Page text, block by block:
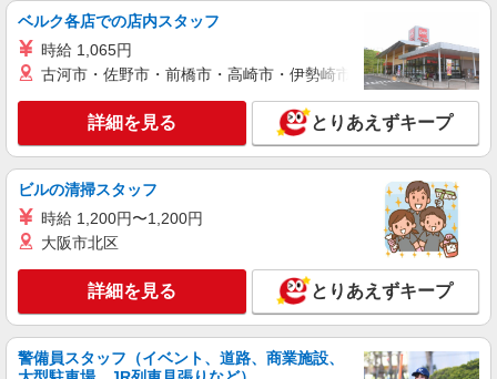
月給 279,340円 〜 279,340円 試用期間なし ※
経験・能力による 【試用期間】時給 0 円 〜 0 円
■ソフトバンク販売契約社員【港区エリア】 東
京都港区
キープ 詳細を見る
ワイモバイル田町店
ワイモバイルショップの携帯販売スタッフ
月給 233,500円 〜 260,200円 固定残業代:
23,500円 〜 26,200円（15時間相当） ＊＿ 試用期
間あり 6ヶ月 月給25万円以上 ※経験・能力による
【試用期間】月給 233500 円 〜 260200 円
■ワイモバイル田町店 東京都港区芝5丁目33‐
1 森永プラザビル中2F
ベルク各店での店内スタッフ
時給 1,065円
古河市・佐野市・前橋市・高崎市・伊勢崎市・太田市・館林市
詳細を見る とりあえずキープ
ビルの清掃スタッフ
時給 1,200円〜1,200円
大阪市北区
詳細を見る とりあえずキープ
警備員スタッフ（イベント、道路、商業施設、